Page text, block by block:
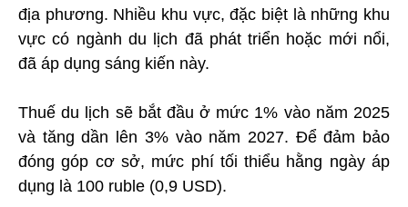
địa phương. Nhiều khu vực, đặc biệt là những khu
vực có ngành du lịch đã phát triển hoặc mới nổi,
đã áp dụng sáng kiến này.
Thuế du lịch sẽ bắt đầu ở mức 1% vào năm 2025
và tăng dần lên 3% vào năm 2027. Để đảm bảo
đóng góp cơ sở, mức phí tối thiểu hằng ngày áp
dụng là 100 ruble (0,9 USD).